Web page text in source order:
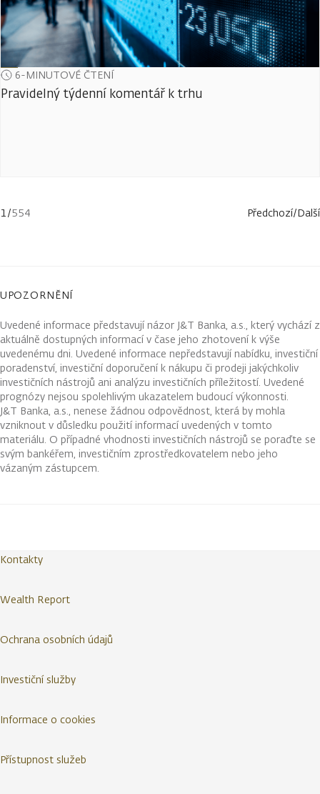
6-MINUTOVÉ ČTENÍ
Pravidelný týdenní komentář k trhu
1/554 Předchozí/Další
UPOZORNĚNÍ
Uvedené informace představují názor J&T Banka, a.s., který vychází z
aktuálně dostupných informací v čase jeho zhotovení k výše
uvedenému dni. Uvedené informace nepředstavují nabídku, investiční
poradenství, investiční doporučení k nákupu či prodeji jakýchkoliv
investičních nástrojů ani analýzu investičních příležitostí. Uvedené
prognózy nejsou spolehlivým ukazatelem budoucí výkonnosti.
J&T Banka, a.s., nenese žádnou odpovědnost, která by mohla
vzniknout v důsledku použití informací uvedených v tomto
materiálu. O případné vhodnosti investičních nástrojů se poraďte se
svým bankéřem, investičním zprostředkovatelem nebo jeho
vázaným zástupcem.
Kontakty
Wealth Report
Ochrana osobních údajů
Investiční služby
Informace o cookies
Přístupnost služeb